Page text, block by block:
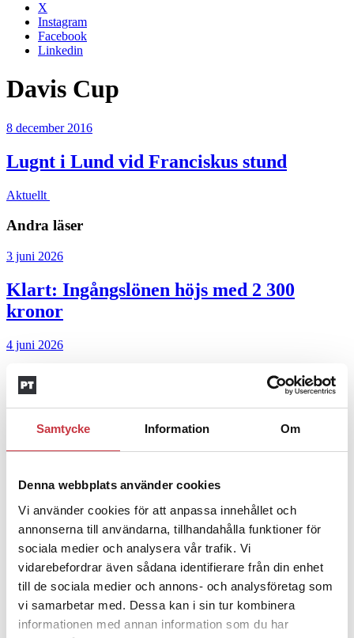
Samtycke Information Om
Denna webbplats använder cookies
Vi använder cookies för att anpassa innehållet och
annonserna till användarna, tillhandahålla funktioner för
sociala medier och analysera vår trafik. Vi
vidarebefordrar även sådana identifierare från din enhet
till de sociala medier och annons- och analysföretag som
vi samarbetar med. Dessa kan i sin tur kombinera
informationen med annan information som du har
X
Instagram
Facebook
Linkedin
Davis Cup
8 december 2016
Lugnt i Lund vid Franciskus stund
Aktuellt
Andra läser
3 juni 2026
Klart: Ingångslönen höjs med 2 300
kronor
4 juni 2026
Insändare:
polisaspiranter underkänns på
godtyckliga grunder
1 juni 2026
Jens Mårtensson:Snart 20 år i tjänst – nu
ska han lära sig grunderna
4 juni 2026
Polisregionen erkänner fel: ”Kommer att
rättas till”
Mobilannons